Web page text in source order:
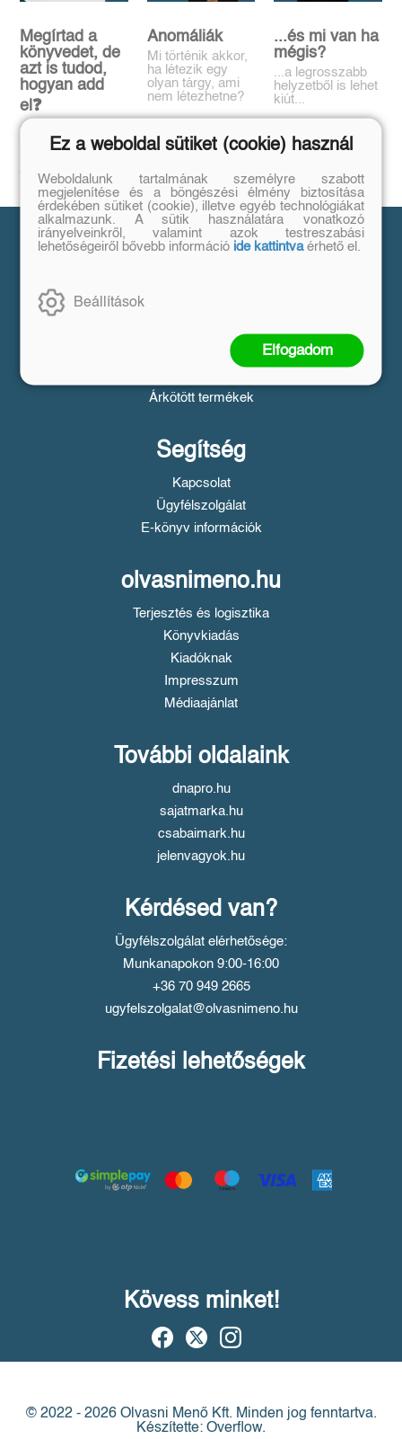
Megírtad a
könyvedet, de
azt is tudod,
hogyan add
el❓️
Időpont: június
16., 18:00-19:00
Tovább
Anomáliák
Mi történik akkor,
ha létezik egy
olyan tárgy, ami
nem létezhetne?
...és mi van ha
mégis?
...a legrosszabb
helyzetből is lehet
kiút...
Vásárlás
Tájékoztató a Simple fizetésről
Adatvédelem
Árkötött termékek
Segítség
Kapcsolat
Ügyfélszolgálat
E-könyv információk
olvasnimeno.hu
Terjesztés és logisztika
Könyvkiadás
Kiadóknak
Impresszum
Médiaajánlat
További oldalaink
dnapro.hu
sajatmarka.hu
csabaimark.hu
jelenvagyok.hu
Kérdésed van?
Ügyfélszolgálat elérhetősége:
Munkanapokon 9:00-16:00
+36 70 949 2665
ugyfelszolgalat@olvasnimeno.hu
Fizetési lehetőségek
Kövess minket!
© 2022 - 2026 Olvasni Menő Kft. Minden jog fenntartva.
Készítette: Overflow.
Ez a weboldal sütiket (cookie) használ
Weboldalunk tartalmának személyre szabott
megjelenítése és a böngészési élmény biztosítása
érdekében sütiket (cookie), illetve egyéb technológiákat
alkalmazunk. A sütik használatára vonatkozó
irányelveinkről, valamint azok testreszabási
lehetőségeiről bővebb információ ide kattintvaérhető el.
Beállítások
Elfogadom